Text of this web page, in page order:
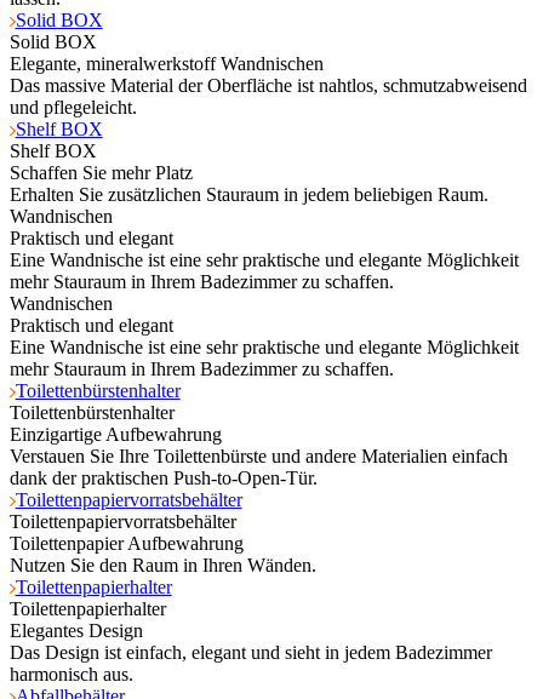
Solid BOX
Solid BOX
Elegante, mineralwerkstoff Wandnischen
Das massive Material der Oberfläche ist nahtlos, schmutzabweisend
und pflegeleicht.
Shelf BOX
Shelf BOX
Schaffen Sie mehr Platz
Erhalten Sie zusätzlichen Stauraum in jedem beliebigen Raum.
Wandnischen
Praktisch und elegant
Eine Wandnische ist eine sehr praktische und elegante Möglichkeit
mehr Stauraum in Ihrem Badezimmer zu schaffen.
Wandnischen
Praktisch und elegant
Eine Wandnische ist eine sehr praktische und elegante Möglichkeit
mehr Stauraum in Ihrem Badezimmer zu schaffen.
Toilettenbürstenhalter
Toilettenbürstenhalter
Einzigartige Aufbewahrung
Verstauen Sie Ihre Toilettenbürste und andere Materialien einfach
dank der praktischen Push-to-Open-Tür.
Toilettenpapiervorratsbehälter
Toilettenpapiervorratsbehälter
Toilettenpapier Aufbewahrung
Nutzen Sie den Raum in Ihren Wänden.
Toilettenpapierhalter
Toilettenpapierhalter
Elegantes Design
Das Design ist einfach, elegant und sieht in jedem Badezimmer
harmonisch aus.